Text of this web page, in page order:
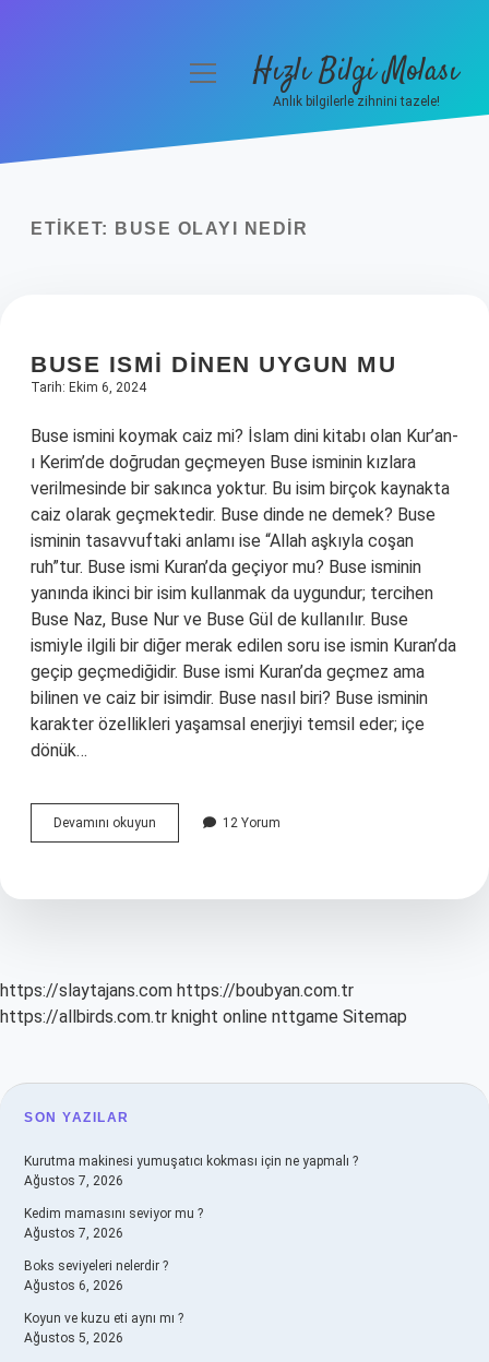
Yasal Uyarı
menüyüHızlı Bilgi Molası
Anlık bilgilerle zihnini tazele!
ETIKET: BUSE OLAYI NEDIR
BUSE ISMI DINEN UYGUN MU
Tarih: Ekim 6, 2024
Buse ismini koymak caiz mi? İslam dini kitabı olan Kur’an-
ı Kerim’de doğrudan geçmeyen Buse isminin kızlara
verilmesinde bir sakınca yoktur. Bu isim birçok kaynakta
caiz olarak geçmektedir. Buse dinde ne demek? Buse
isminin tasavvuftaki anlamı ise “Allah aşkıyla coşan
ruh”tur. Buse ismi Kuran’da geçiyor mu? Buse isminin
yanında ikinci bir isim kullanmak da uygundur; tercihen
Buse Naz, Buse Nur ve Buse Gül de kullanılır. Buse
ismiyle ilgili bir diğer merak edilen soru ise ismin Kuran’da
geçip geçmediğidir. Buse ismi Kuran’da geçmez ama
bilinen ve caiz bir isimdir. Buse nasıl biri? Buse isminin
karakter özellikleri yaşamsal enerjiyi temsil eder; içe
dönük…
Devamını okuyun
Ismi
Mu
12 Yorum
https://slaytajans.com https://boubyan.com.tr
https://allbirds.com.tr knight online nttgame Sitemap
SIDEBAR
SON YAZILAR
Kurutma makinesi yumuşatıcı kokması için ne yapmalı ?
Ağustos 7, 2026
Kedim mamasını seviyor mu ?
Ağustos 7, 2026
Boks seviyeleri nelerdir ?
Ağustos 6, 2026
Koyun ve kuzu eti aynı mı ?
Ağustos 5, 2026